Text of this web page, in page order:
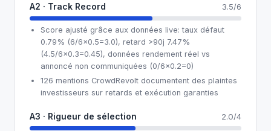
A2 · Track Record 3.5/6
Score ajusté grâce aux données live: taux défaut
0.79% (6/6×0.5=3.0), retard >90j 7.47%
(4.5/6×0.3=0.45), données rendement réel vs
annoncé non communiquées (0/6×0.2=0)
126 mentions CrowdRevolt documentent des plaintes
investisseurs sur retards et exécution garanties
A3 · Rigueur de sélection 2.0/4